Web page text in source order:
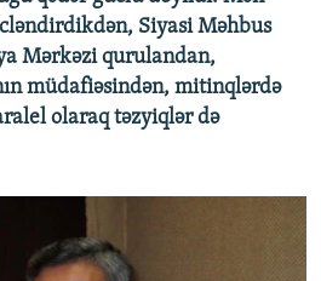
Siyasi Məhbus
Mərkəzi qurulandan,
müdafiəsindən, mitinqlərdə
olaraq təzyiqlər də